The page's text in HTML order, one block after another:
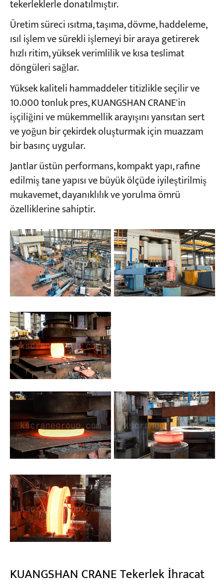
tekerleklerle donatılmıştır.
Üretim süreci ısıtma, taşıma, dövme, haddeleme,
ısıl işlem ve sürekli işlemeyi bir araya getirerek
hızlı ritim, yüksek verimlilik ve kısa teslimat
döngüleri sağlar.
Yüksek kaliteli hammaddeler titizlikle seçilir ve
10.000 tonluk pres, KUANGSHAN CRANE'in
işçiliğini ve mükemmellik arayışını yansıtan sert
ve yoğun bir çekirdek oluşturmak için muazzam
bir basınç uygular.
Jantlar üstün performans, kompakt yapı, rafine
edilmiş tane yapısı ve büyük ölçüde iyileştirilmiş
mukavemet, dayanıklılık ve yorulma ömrü
özelliklerine sahiptir.
KUANGSHAN CRANE Tekerlek İhracat